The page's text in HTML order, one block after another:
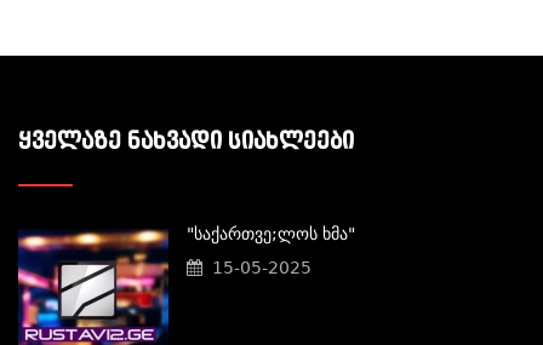
ᲧᲕᲔᲚᲐᲖᲔ ᲜᲐᲮᲕᲐᲓᲘ ᲡᲘᲐᲮᲚᲔᲔᲑᲘ
"საქართვე;ლოს Ხმა"
15-05-2025